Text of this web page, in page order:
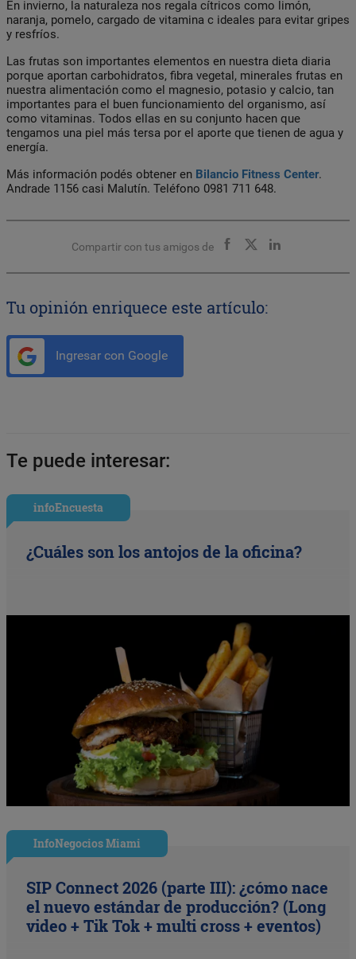
En invierno, la naturaleza nos regala cítricos como limón,
naranja, pomelo, cargado de vitamina c ideales para evitar gripes
y resfríos.
Las frutas son importantes elementos en nuestra dieta diaria
porque aportan carbohidratos, fibra vegetal, minerales frutas en
nuestra alimentación como el magnesio, potasio y calcio, tan
importantes para el buen funcionamiento del organismo, así
como vitaminas. Todos ellas en su conjunto hacen que
tengamos una piel más tersa por el aporte que tienen de agua y
energía.
Más información podés obtener en Bilancio Fitness Center.
Andrade 1156 casi Malutín. Teléfono 0981 711 648.
Compartir con tus amigos de
Tu opinión enriquece este artículo:
Ingresar con Google
Te puede interesar:
infoEncuesta
¿Cuáles son los antojos de la oficina?
InfoNegocios Miami
SIP Connect 2026 (parte III): ¿cómo nace
el nuevo estándar de producción? (Long
video + Tik Tok + multi cross + eventos)